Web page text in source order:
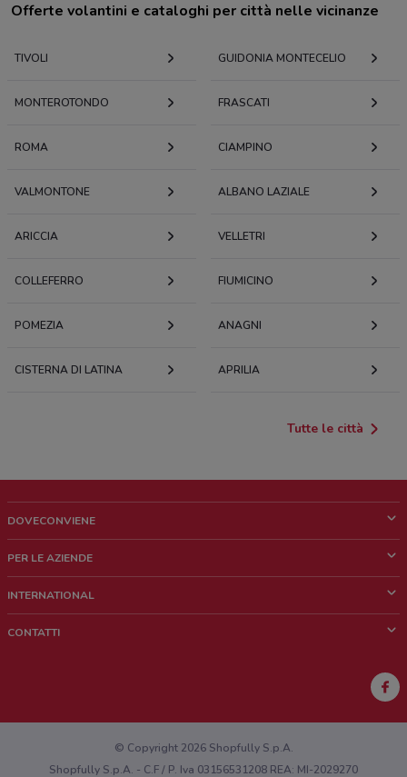
Offerte volantini e cataloghi per città nelle vicinanze
TIVOLI GUIDONIA MONTECELIO
MONTEROTONDO FRASCATI
ROMA CIAMPINO
VALMONTONE ALBANO LAZIALE
ARICCIA VELLETRI
COLLEFERRO FIUMICINO
POMEZIA ANAGNI
CISTERNA DI LATINA APRILIA
Tutte le città
DOVECONVIENE
Chi siamo
Lavora con noi
PER LE AZIENDE
Richieste commerciali e marketing
INTERNATIONAL
CONTATTI
Hai un malfunzionamento sul web o sull'app?
© Copyright 2026 Shopfully S.p.A.
Shopfully S.p.A. - C.F / P. Iva 03156531208 REA: MI-2029270